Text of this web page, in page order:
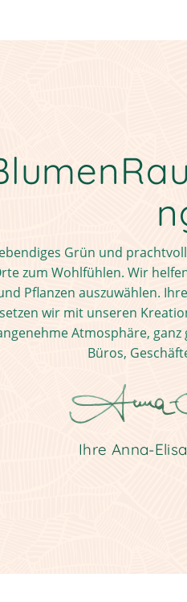
Grün und
zum Wohlfühlen. Wir
Pflanzen auszuwählen.
setzen wir mit unseren
Atmosphäre,
Büros,
Ihre Anna-